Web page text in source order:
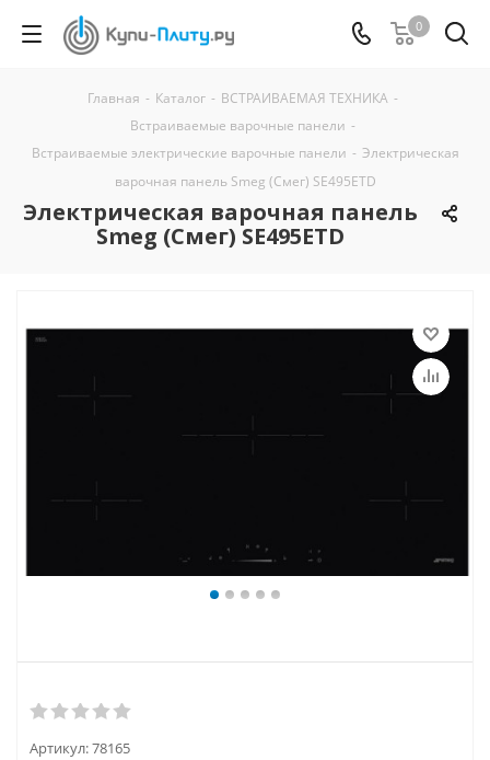
0
Главная - Каталог - ВСТРАИВАЕМАЯ ТЕХНИКА -
Встраиваемые варочные панели -
Встраиваемые электрические варочные панели - Электрическая
варочная панель Smeg (Смег) SE495ETD
Электрическая варочная панель
Smeg (Смег) SE495ETD
Артикул:78165